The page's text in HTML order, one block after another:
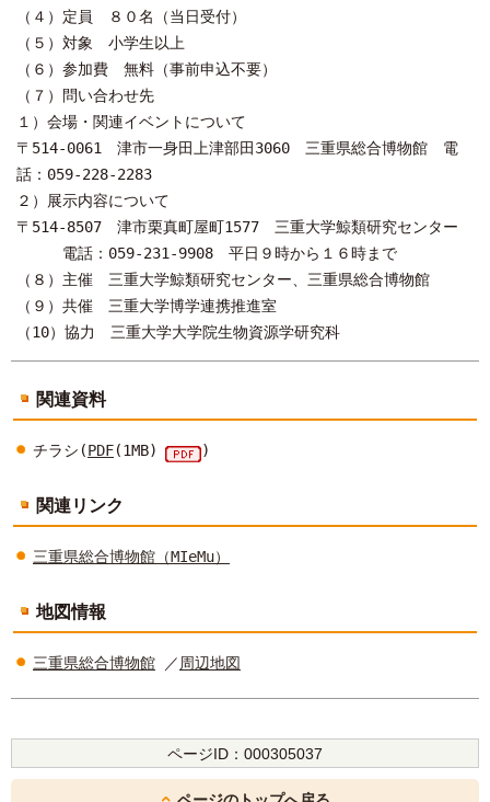
（４）定員 ８０名（当日受付）
（５）対象 小学生以上
（６）参加費 無料（事前申込不要）
（７）問い合わせ先
１）会場・関連イベントについて
〒514-0061 津市一身田上津部田3060 三重県総合博物館 電
話：059-228-2283
２）展示内容について
〒514-8507 津市栗真町屋町1577 三重大学鯨類研究センター
電話：059-231-9908 平日９時から１６時まで
（８）主催 三重大学鯨類研究センター、三重県総合博物館
（９）共催 三重大学博学連携推進室
（10）協力 三重大学大学院生物資源学研究科
関連資料
チラシ(PDF(1MB) )
関連リンク
三重県総合博物館（MIeMu）
地図情報
三重県総合博物館 ／周辺地図
ページID： 000305037